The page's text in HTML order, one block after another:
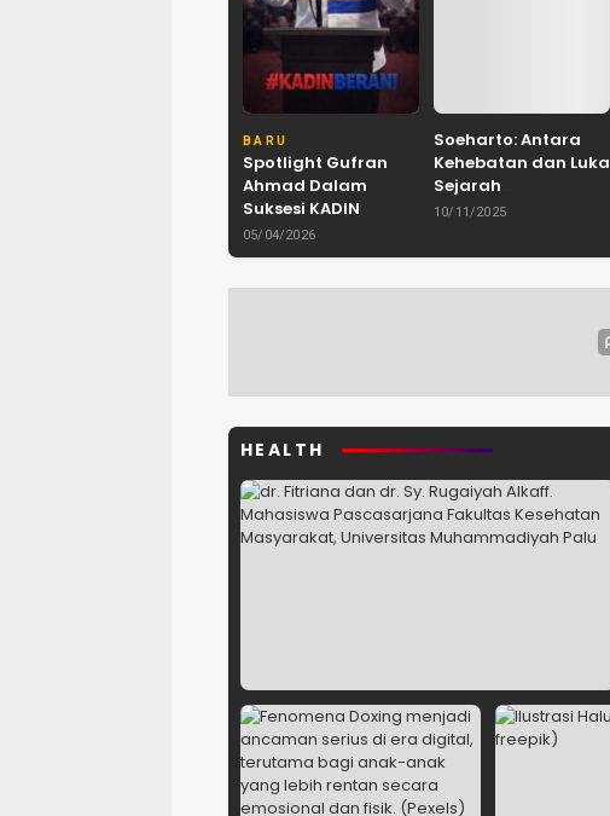
BARU
Spotlight Gufran
Ahmad Dalam
Suksesi KADIN
Sulteng: Antara
Harapan dan
05/04/2026
Soeharto: Antara
Kehebatan dan Luka
Sejarah
Refleksi Muhammad
Akademisi UIN
10/11/2025
HEALTH